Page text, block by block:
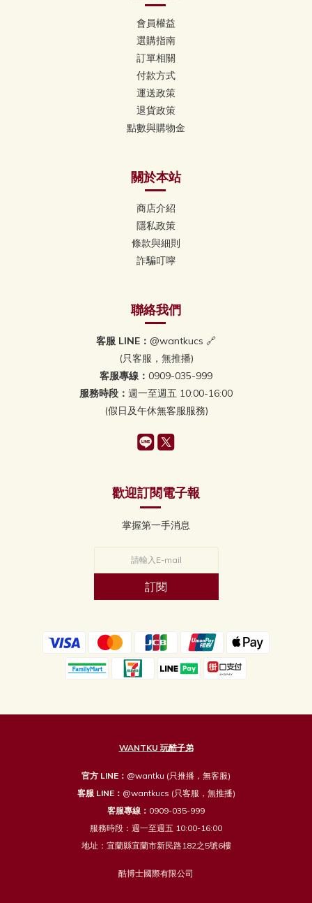
會員權益
選購指南
訂單相關
付款方式
運送政策
退貨政策
點數與購物金
關於本站
商店介紹
隱私政策
條款與細則
詐騙叮嚀
聯絡我們
客服 LINE： @wantkucs 🔗
(只客服，無推播)
客服專線： 0909-035-999
服務時段： 週一至週五 10:00-16:00
(假日及午休無客服服務)
歡迎訂閱電子報
掌握第一手消息
訂閱
WANTKU 玩酷子弟
官方 LINE： @wantku (只推播，無客服)
客服 LINE： @wantkucs (只客服，無推播)
客服專線： 0909-035-999
服務時段：週一至週五 10:00-16:00
地址：宜蘭縣宜蘭市新民路182之5號6樓
酷博士國際有限公司